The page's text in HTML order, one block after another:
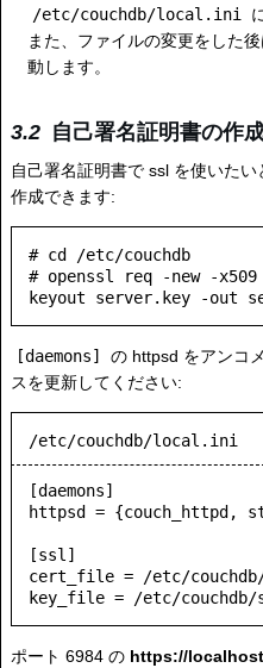
/etc/couchdb/local.ini
また、ファイルの変更をした後
動します。
自己署名証明書の作
自己署名証明書で ssl を使いた
作成できます:
# cd /etc/couchdb
# openssl req -new -
[daemons] の httpsd をアンコ
スを更新してください:
/etc/couchdb/local.ini
[daemons]
httpsd =
[ssl]
cert_file = /etc/
key_file = /etc/couchdb/
ポート 6984 の https://